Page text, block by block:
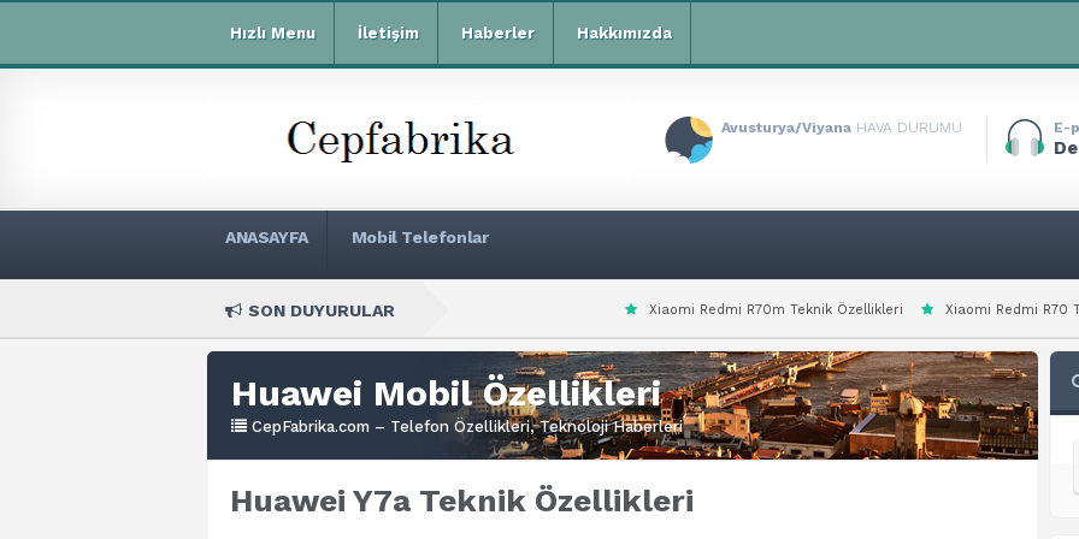
Hızlı Menu İletişim Haberler Hakkımızda
Avusturya/Viyana HAVA DURUMU E-
ANASAYFA Mobil Telefonlar
SON DUYURULAR Xiaomi Redmi R70m Teknik Özellikleri Xiaomi Redmi R70 Teknik Özellikleri
Huawei Mobil Özellikleri
CepFabrika.com – Telefon Özellikleri, Teknoloji Haberleri
Huawei Y7a Teknik Özellikleri